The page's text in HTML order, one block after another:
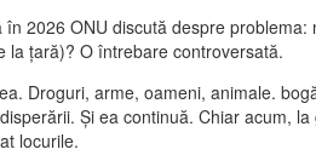
2026 ONU discută despre
la țară)? O întrebare controversată.
Droguri, arme, oameni, animale.
Și ea continuă. Chiar acum,
locurile.